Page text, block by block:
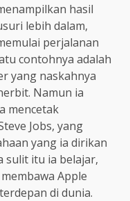
hasil
lebih dalam,
perjalanan
contohnya adalah
yang naskahnya
Namun ia
mencetak
Jobs, yang
yang ia dirikan
sulit itu ia belajar,
Apple
di dunia.